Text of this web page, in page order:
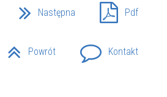
Następna Pdf
Powrót Kontakt